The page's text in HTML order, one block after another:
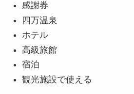
感謝券
四万温泉
ホテル
高級旅館
宿泊
観光施設で使える